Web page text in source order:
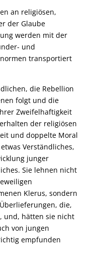
an religiösen,
der Glaube
werden mit der
und
transportiert
die Rebellion
folgt und die
Zweifelhaftigkeit
der religiösen
und doppelte Moral
Verständliches,
junger
Sie lehnen nicht
Klerus, sondern
die,
und, hätten sie nicht
von jungen
empfunden